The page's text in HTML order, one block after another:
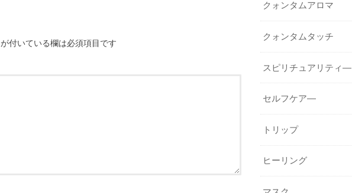
が付いている欄は必須項目です
クォンタムアロマ
クォンタムタッチ
スピリチュアリティ―
セルフケア―
トリップ
ヒーリング